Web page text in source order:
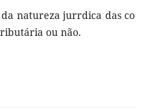
natureza jurrdica das co
ou não.